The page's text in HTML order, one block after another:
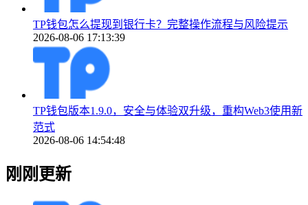
TP钱包怎么提现到银行卡？完整操作流程与风险提示
2026-08-06 17:13:39
TP钱包版本1.9.0，安全与体验双升级，重构Web3使用新
范式
2026-08-06 14:54:48
刚刚更新